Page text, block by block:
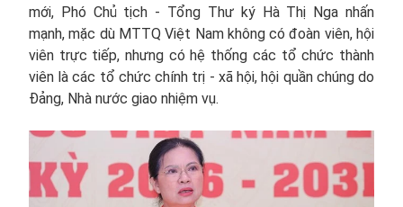
mới, Phó Chủ tịch - Tổng Thư ký Hà Thị Nga nhấn
mạnh, mặc dù MTTQ Việt Nam không có đoàn viên, hội
viên trực tiếp, nhưng có hệ thống các tổ chức thành
viên là các tổ chức chính trị - xã hội, hội quần chúng do
Đảng, Nhà nước giao nhiệm vụ.